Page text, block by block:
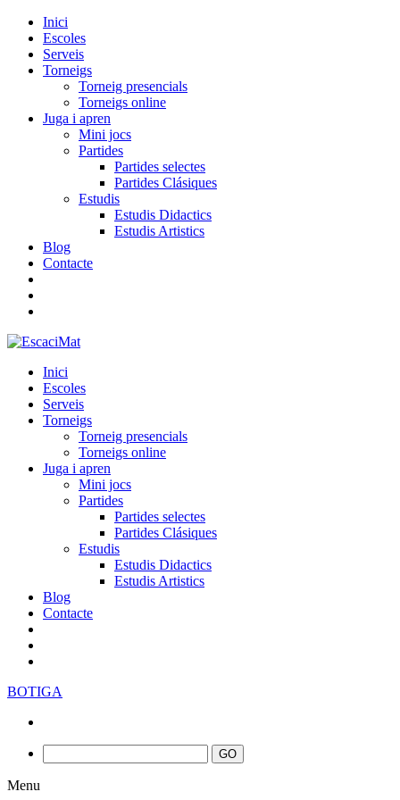
Inici
Escoles
Serveis
Torneigs
Torneig presencials
Torneigs online
Juga i apren
Mini jocs
Partides
Partides selectes
Partides Clásiques
Estudis
Estudis Didactics
Estudis Artistics
Blog
Contacte
Inici
Escoles
Serveis
Torneigs
Torneig presencials
Torneigs online
Juga i apren
Mini jocs
Partides
Partides selectes
Partides Clásiques
Estudis
Estudis Didactics
Estudis Artistics
Blog
Contacte
BOTIGA
Menu